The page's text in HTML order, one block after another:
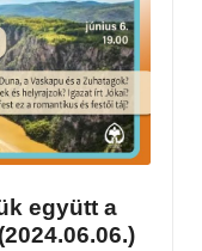
együtt a